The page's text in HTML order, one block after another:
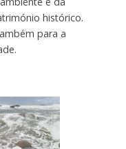
histórico.
para a